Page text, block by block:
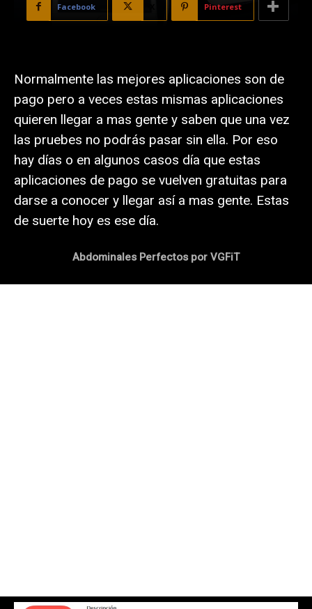
Facebook Pinterest
Normalmente las mejores aplicaciones son de
pago pero a veces estas mismas aplicaciones
quieren llegar a mas gente y saben que una vez
las pruebes no podrás pasar sin ella. Por eso
hay días o en algunos casos día que estas
aplicaciones de pago se vuelven gratuitas para
darse a conocer y llegar así a mas gente. Estas
de suerte hoy es ese día.
Abdominales Perfectos por VGFiT